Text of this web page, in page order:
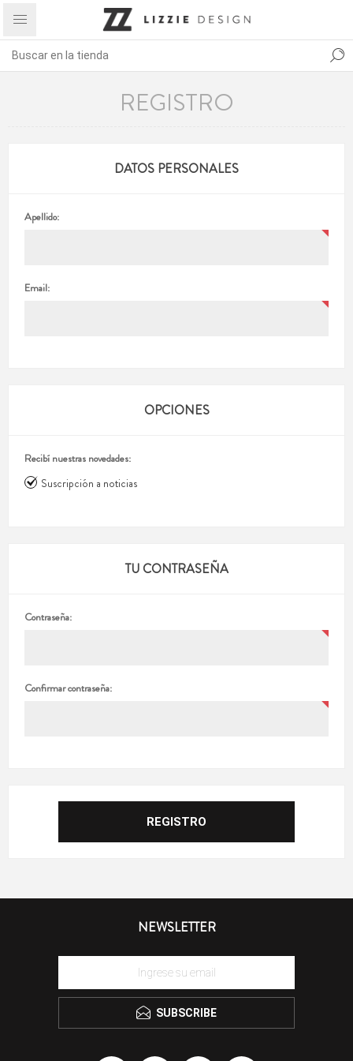
REGISTRO
DATOS PERSONALES
Apellido:
Email:
OPCIONES
Recibí nuestras novedades:
Suscripción a noticias
TU CONTRASEÑA
Contraseña:
Confirmar contraseña:
NEWSLETTER
SUBSCRIBE